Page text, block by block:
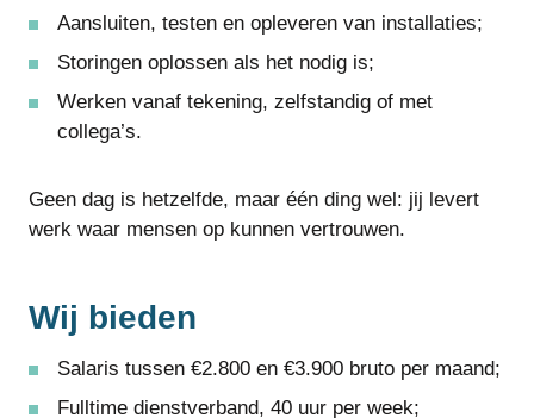
Aansluiten, testen en opleveren van installaties;
Storingen oplossen als het nodig is;
Werken vanaf tekening, zelfstandig of met
collega’s.
Geen dag is hetzelfde, maar één ding wel: jij levert
werk waar mensen op kunnen vertrouwen.
Wij bieden
Salaris tussen €2.800 en €3.900 bruto per maand;
Fulltime dienstverband, 40 uur per week;